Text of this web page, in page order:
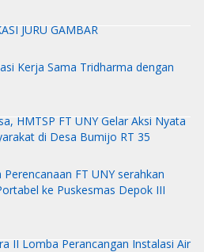
JURU GAMBAR
Kerja Sama Tridharma dengan
HMTSP FT UNY Gelar Aksi Nyata
di Desa Bumijo RT 35
FT UNY serahkan
ke Puskesmas Depok III
II Lomba Perancangan Instalasi Air